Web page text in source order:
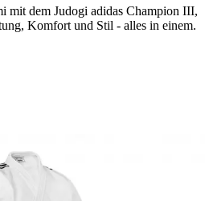
mit dem Judogi adidas Champion III,
Komfort und Stil - alles in einem.